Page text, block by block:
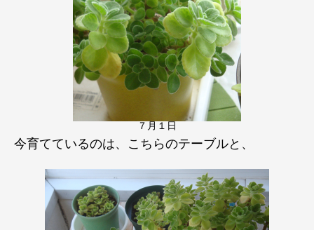
７月１日
今育てているのは、こちらのテーブルと、